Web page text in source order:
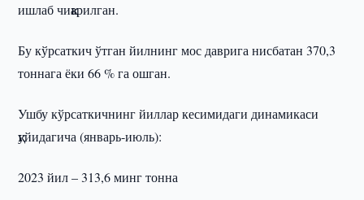
ишлаб чиқарилган.
Бу кўрсаткич ўтган йилнинг мос даврига нисбатан 370,3
тоннага ёки 66 % га ошган.
Ушбу кўрсаткичнинг йиллар кесимидаги динамикаси
қуйидагича (январь-июль):
2023 йил – 313,6 минг тонна